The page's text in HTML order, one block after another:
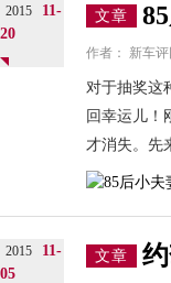
2015
11-
20
文章
作者： 新车评
对于抽奖这
回幸运儿！
才消失。先
2015
11-
05
文章